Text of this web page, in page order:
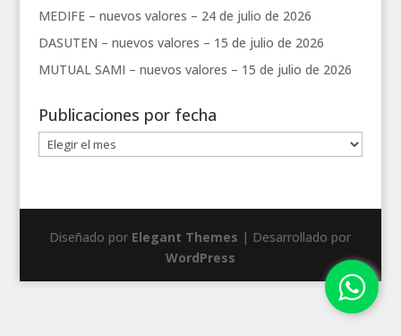
MEDIFE – nuevos valores – 24 de julio de 2026
DASUTEN – nuevos valores – 15 de julio de 2026
MUTUAL SAMI – nuevos valores – 15 de julio de 2026
Publicaciones por fecha
Publicaciones
por
Diseñado por Elegant Themes | Desarrollado por
WordPress